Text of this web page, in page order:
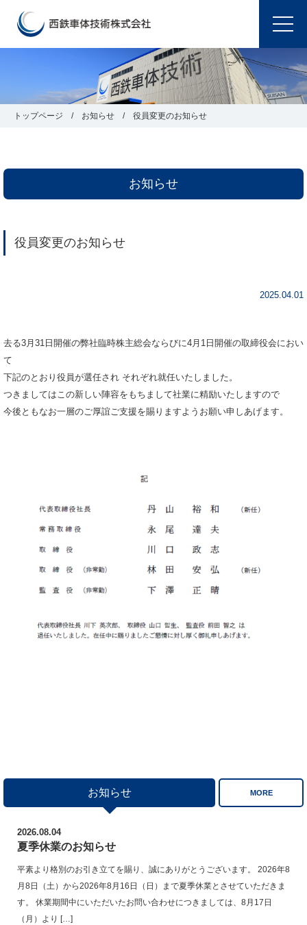
トップページ お知らせ 役員変更のお知らせ
お知らせ
役員変更のお知らせ
2025.04.01
去る3月31日開催の弊社臨時株主総会ならびに4月1日開催の取締役会におい
て
下記のとおり役員が選任され それぞれ就任いたしました。
つきましてはこの新しい陣容をもちまして社業に精励いたしますので
今後ともなお一層のご厚誼ご支援を賜りますようお願い申しあげます。
お知らせ MORE
2026.08.04
夏季休業のお知らせ
平素より格別のお引き立てを賜り、誠にありがとうございます。 2026年8
月8日（土）から2026年8月16日（日）まで夏季休業とさせていただきま
す。 休業期間中にいただいたお問い合わせにつきましては、8月17日
（月）より […]